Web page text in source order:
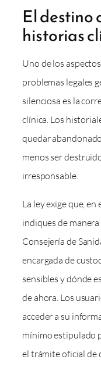
El destino
historias
Uno de los
problemas legales
silenciosa es la
clínica. Los
quedar
menos ser
irresponsable.
La ley exige que,
indiques de
Consejería de
encargada de
sensibles y dónde
de ahora. Los
acceder a su
mínimo estipulado
el trámite oficial de